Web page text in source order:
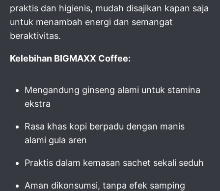
praktis dan higienis, mudah disajikan kapan saja
untuk menambah energi dan semangat
beraktivitas.
Kelebihan BIGMAXX Coffee:
Mengandung ginseng alami untuk stamina
ekstra
Rasa khas kopi berpadu dengan manis
alami gula aren
Praktis dalam kemasan sachet sekali seduh
Aman dikonsumsi, tanpa efek samping